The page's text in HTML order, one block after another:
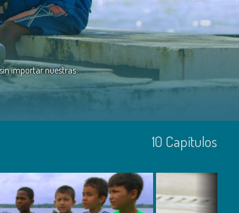
importar nuestras
10 Capí­tulos